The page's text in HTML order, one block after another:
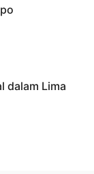
dalam Lima